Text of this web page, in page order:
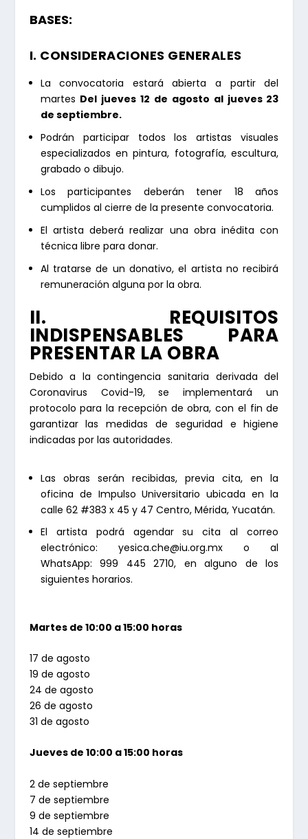
BASES:
I. CONSIDERACIONES GENERALES
La convocatoria estará abierta a partir del
martes Del jueves 12 de agosto al jueves 23
de septiembre.
Podrán participar todos los artistas visuales
especializados en pintura, fotografía, escultura,
grabado o dibujo.
Los participantes deberán tener 18 años
cumplidos al cierre de la presente convocatoria.
El artista deberá realizar una obra inédita con
técnica libre para donar.
Al tratarse de un donativo, el artista no recibirá
remuneración alguna por la obra.
II. REQUISITOS
INDISPENSABLES PARA
PRESENTAR LA OBRA
Debido a la contingencia sanitaria derivada del
Coronavirus Covid-19, se implementará un
protocolo para la recepción de obra, con el fin de
garantizar las medidas de seguridad e higiene
indicadas por las autoridades.
Las obras serán recibidas, previa cita, en la
oficina de Impulso Universitario ubicada en la
calle 62 #383 x 45 y 47 Centro, Mérida, Yucatán.
El artista podrá agendar su cita al correo
electrónico: yesica.che@iu.org.mx o al
WhatsApp: 999 445 2710, en alguno de los
siguientes horarios.
Martes de 10:00 a 15:00 horas
17 de agosto
19 de agosto
24 de agosto
26 de agosto
31 de agosto
Jueves de 10:00 a 15:00 horas
2 de septiembre
7 de septiembre
9 de septiembre
14 de septiembre